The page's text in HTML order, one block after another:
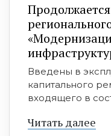
Введены в
капитального
входящего в
Читать далее